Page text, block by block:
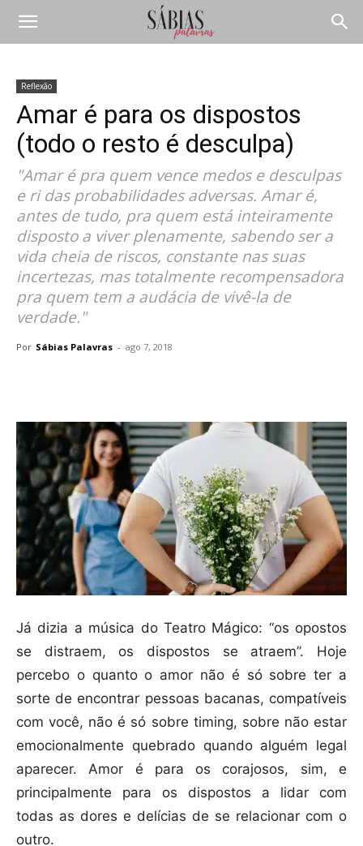
Reflexão
Amar é para os dispostos
(todo o resto é desculpa)
"Amar é pra quem vence medos e desculpas
e ri das probabilidades adversas. Amar é,
antes de tudo, pra quem está inteiramente
disposto a viver plenamente, sabendo ser a
vida cheia de riscos, constante nas suas
incertezas, mas totalmente recompensadora
pra quem tem a audácia de vivê-la de
verdade."
Por Sábias Palavras - ago 7, 2018
Já dizia a música do Teatro Mágico: “os opostos
se distraem, os dispostos se atraem”. Hoje
percebo o quanto o amor não é só sobre ter a
sorte de encontrar pessoas bacanas, compatíveis
com você, não é só sobre timing, sobre não estar
emocionalmente quebrado quando alguém legal
aparecer. Amor é para os corajosos, sim, e
principalmente para os dispostos a lidar com
todas as dores e delícias de se relacionar com o
outro.